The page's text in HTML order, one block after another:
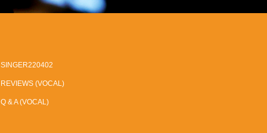
SINGER220402
REVIEWS (VOCAL)
Q & A (VOCAL)